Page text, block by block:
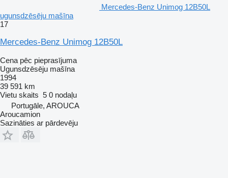
Mercedes-Benz Unimog 12B50L
ugunsdzēsēju mašīna
17
Mercedes-Benz Unimog 12B50L
Cena pēc pieprasījuma
Ugunsdzēsēju mašīna
1994
39 591 km
Vietu skaits 5 0 nodaļu
Portugāle, AROUCA
Aroucamion
Sazināties ar pārdevēju